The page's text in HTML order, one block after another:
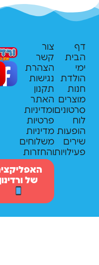
צור
קשר
הצהרת
נגישות
תקנון
האתר
ומדיניות
פרטיות
מדיניות
משלוחים
והחזרות
האפליקציה
של ורדינון